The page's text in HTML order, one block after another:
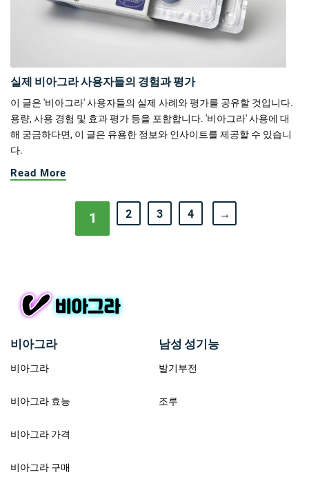
실제 비아그라 사용자들의 경험과 평가
이 글은 '비아그라' 사용자들의 실제 사례와 평가를 공유할 것입니다.
용량, 사용 경험 및 효과 평가 등을 포함합니다. '비아그라' 사용에 대
해 궁금하다면, 이 글은 유용한 정보와 인사이트를 제공할 수 있습니
다.
Read More
1 2 3 4 →
비아그라
비아그라
비아그라 효능
비아그라 가격
비아그라 구매
남성 성기능
발기부전
조루